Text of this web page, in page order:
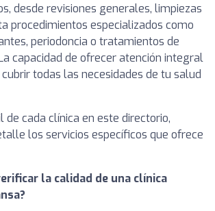
desde revisiones generales, limpiezas
procedimientos especializados como
periodoncia o tratamientos de
capacidad de ofrecer atención integral
todas las necesidades de tu salud
cada clínica en este directorio,
los servicios específicos que ofrece
la calidad de una clínica